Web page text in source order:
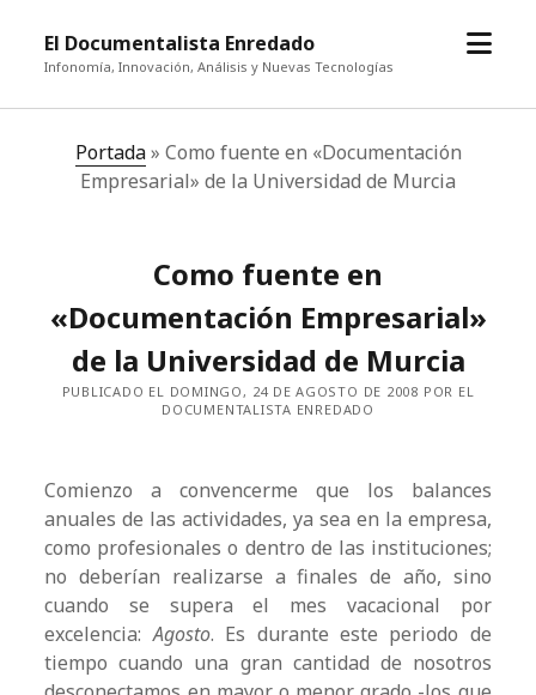
El Documentalista Enredado
Infonomía, Innovación, Análisis y Nuevas Tecnologías
abrir
Portada» Como fuente en «Documentación
Empresarial» de la Universidad de Murcia
Como fuente en
«Documentación Empresarial»
de la Universidad de Murcia
PUBLICADO EL DOMINGO, 24 DE AGOSTO DE 2008 POR EL
DOCUMENTALISTA ENREDADO
Comienzo a convencerme que los balances
anuales de las actividades, ya sea en la empresa,
como profesionales o dentro de las instituciones;
no deberían realizarse a finales de año, sino
cuando se supera el mes vacacional por
excelencia:Agosto. Es durante este periodo de
tiempo cuando una gran cantidad de nosotros